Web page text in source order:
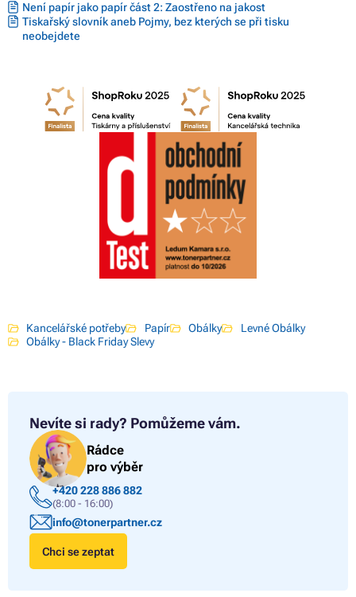
Není papír jako papír část 2: Zaostřeno na jakost
Tiskařský slovník aneb Pojmy, bez kterých se při tisku
neobejdete
Kancelářské potřeby Papír Obálky
Levné Obálky
Obálky - Black Friday Slevy
Nevíte si rady? Pomůžeme vám.
Rádce
pro výběr
+420 228 886 882
(8:00 - 16:00)
info@tonerpartner.cz
Chci se zeptat